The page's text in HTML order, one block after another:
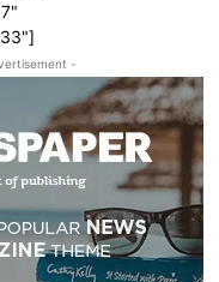
-